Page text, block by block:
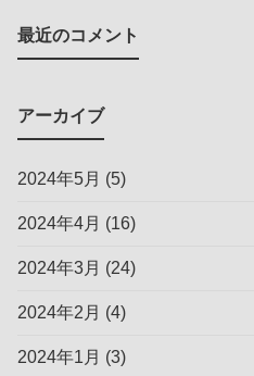
最近のコメント
アーカイブ
2024年5月 (5)
2024年4月 (16)
2024年3月 (24)
2024年2月 (4)
2024年1月 (3)